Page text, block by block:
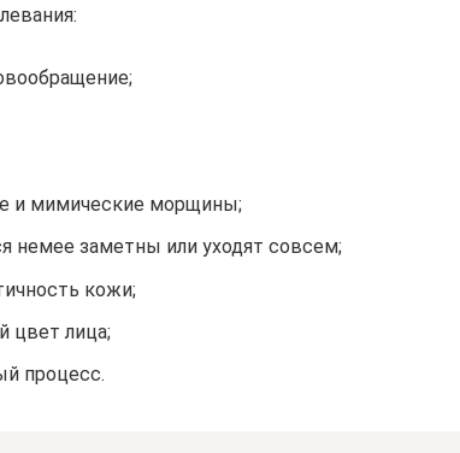
и мимические морщины;
немее заметны или уходят совсем;
кожи;
цвет лица;
процесс.